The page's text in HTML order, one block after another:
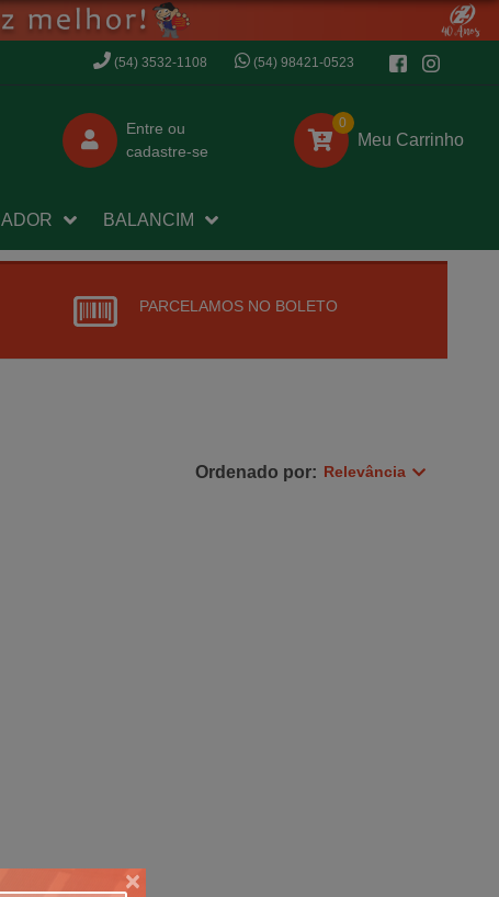
(54) 3532-1108 (54) 98421-0523
Entreou
cadastre-se
0
Meu Carrinho
BALANCIM
PARCELAMOS NO BOLETO
Ordenado por: Relevância
×